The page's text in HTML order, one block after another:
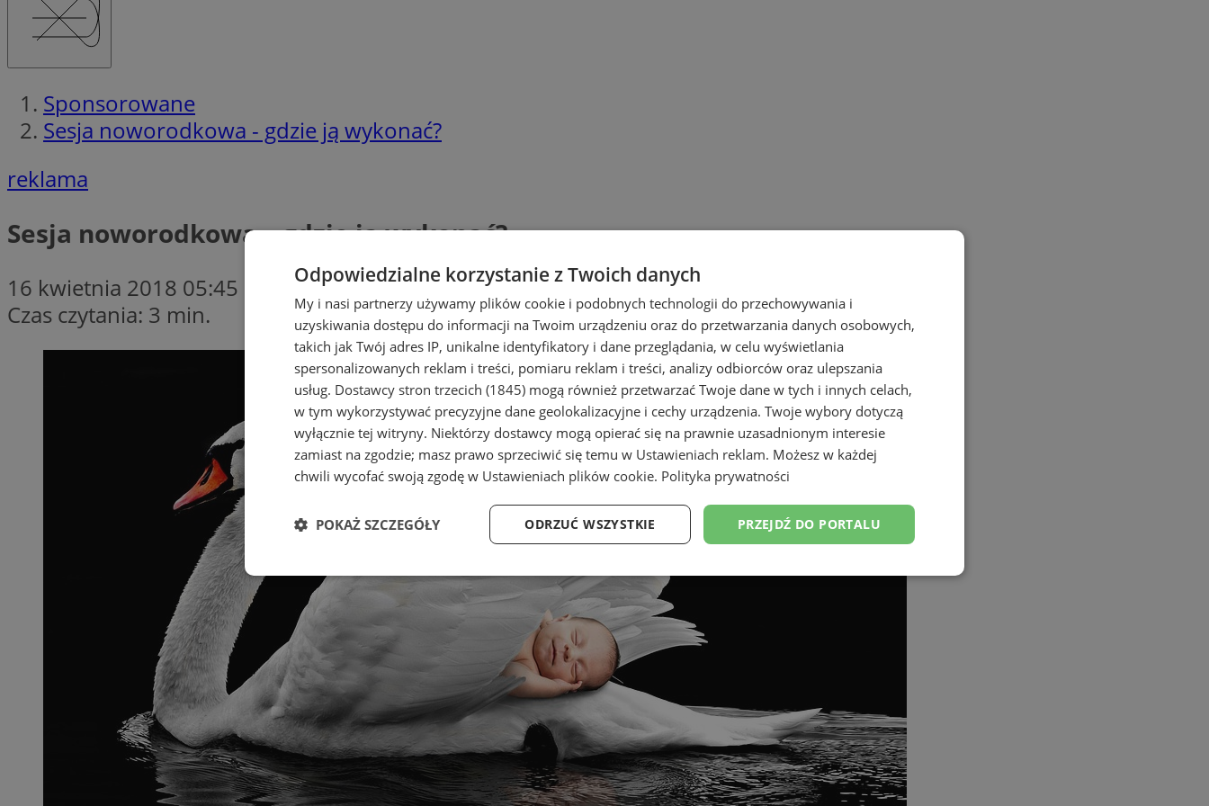
Sponsorowane
Sesja noworodkowa - gdzie ją wykonać?
reklama
Sesja noworodkowa – gdzie ją wykonać?
16 kwietnia 2018 05:45
Czas czytania: 3 min.
Odpowiedzialne korzystanie z Twoich danych
My i nasi partnerzy używamy plików cookie i podobnych technologii do przechowywania i
uzyskiwania dostępu do informacji na Twoim urządzeniu oraz do przetwarzania danych osobowych,
takich jak Twój adres IP, unikalne identyfikatory i dane przeglądania, w celu wyświetlania
spersonalizowanych reklam i treści, pomiaru reklam i treści, analizy odbiorców oraz ulepszania
usług. Dostawcy stron trzecich (1845) mogą również przetwarzać Twoje dane w tych i innych celach,
w tym wykorzystywać precyzyjne dane geolokalizacyjne i cechy urządzenia. Twoje wybory dotyczą
wyłącznie tej witryny. Niektórzy dostawcy mogą opierać się na prawnie uzasadnionym interesie
zamiast na zgodzie; masz prawo sprzeciwić się temu w Ustawieniach reklam. Możesz w każdej
chwili wycofać swoją zgodę w Ustawieniach plików cookie. Polityka prywatności
PRZEJDŹ DO PORTALU
ODRZUĆ WSZYSTKIE
POKAŻ SZCZEGÓŁY
Niezbędne Wydajność Targetowanie Funkcjonalność Niesklasyfikowane
Niezbędne Wydajność Targetowanie Funkcjonalność Niesklasyfikowane
Niezbędne pliki cookie umożliwiają korzystanie z podstawowych funkcji strony internetowej, takich jak logowanie użytkownika i
zarządzanie kontem. Bez niezbędnych plików cookie nie można prawidłowo korzystać ze strony internetowej.
Nazwa Provider/Domena
Okres
przechowywania
Opis